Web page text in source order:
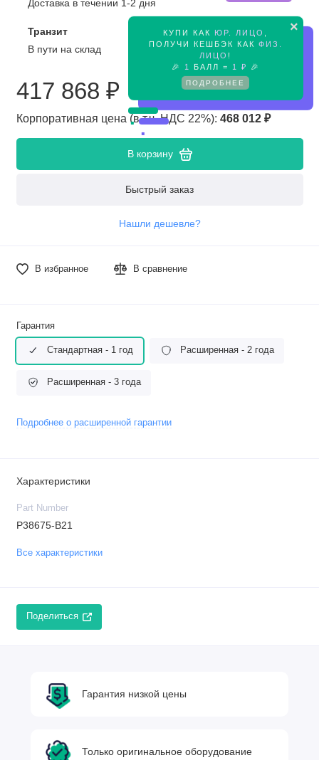
×
КУПИ КАК ЮР. ЛИЦО
ПОЛУЧИ КЕШБЭК КАК ФИЗ.
ЛИЦО !
🎉
1 БАЛЛ = 1 ₽ 🎉
ПОДРОБНЕЕ
Доставка в течении 1-2 дня
Транзит
Предзаказ
В пути на склад
417 868 ₽
Корпоративная цена (в т.ч. НДС 22%): 468 012 ₽
В корзину
Быстрый заказ
Нашли дешевле?
В избранное В сравнение
Гарантия
Стандартная - 1 год Расширенная - 2 года
Расширенная - 3 года
Подробнее о расширенной гарантии
Характеристики
Part Number
P38675-B21
Все характеристики
Поделиться
Гарантия низкой цены
Только оригинальное оборудование